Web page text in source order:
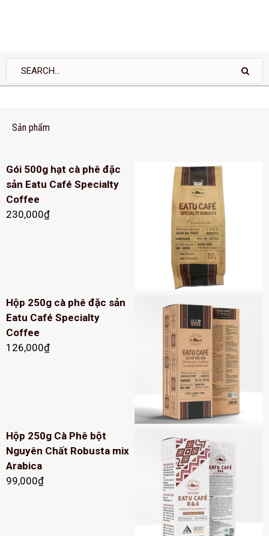
Sản phẩm
Gói 500g hạt cà phê đặc
sản Eatu Café Specialty
Coffee
230,000₫
Hộp 250g cà phê đặc sản
Eatu Café Specialty
Coffee
126,000₫
Hộp 250g Cà Phê bột
Nguyên Chất Robusta mix
Arabica
99,000₫